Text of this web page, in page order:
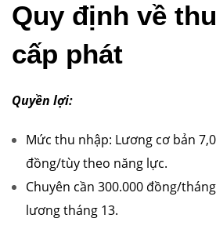
Quy định về
cấp phát
Quyền lợi:
Mức thu nhập: Lương cơ bản
đồng/tùy theo năng lực.
Chuyên cần 300.000 đồng/
lương tháng 13.